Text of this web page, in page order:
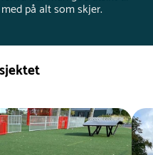
på alt som skjer.